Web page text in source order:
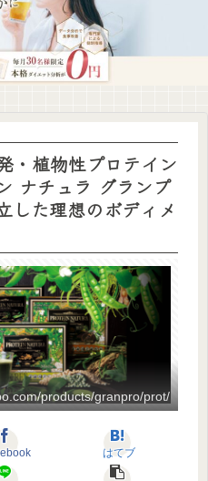
・植物性プロテイン
ナチュラ グランプ
した理想のボディメ
products/granpro/prot/
はてブ